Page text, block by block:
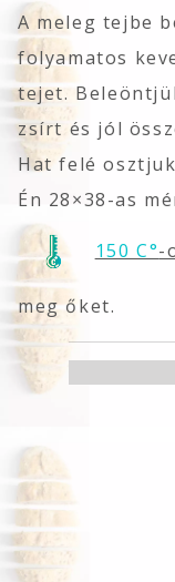
A meleg tejbe
folyamatos
tejet.
zsírt és jól
Hat felé
Én 28×38-as
150 C°-
meg őket.